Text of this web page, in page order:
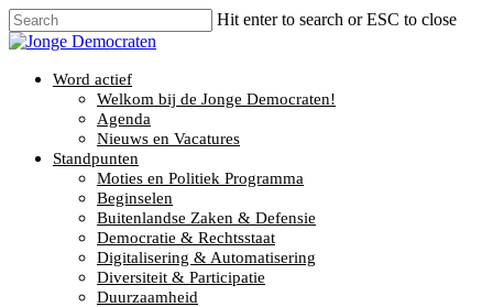
Hit enter to search or ESC to close
Word actief
Welkom bij de Jonge Democraten!
Agenda
Nieuws en Vacatures
Standpunten
Moties en Politiek Programma
Beginselen
Buitenlandse Zaken & Defensie
Democratie & Rechtsstaat
Digitalisering & Automatisering
Diversiteit & Participatie
Duurzaamheid